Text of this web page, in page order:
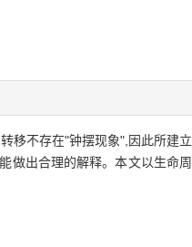
移不存在"钟摆现象",因此所建立
做出合理的解释。本文以生命周